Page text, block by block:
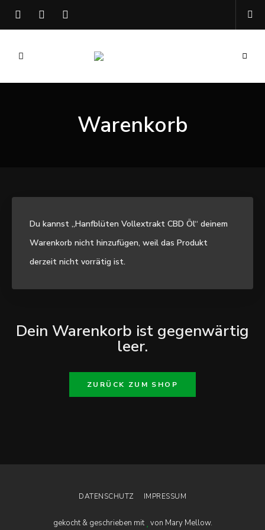
Mary
mit
Warenkorb
Du kannst „Hanfblüten Vollextrakt CBD Öl“ deinem
Warenkorb nicht hinzufügen, weil das Produkt
derzeit nicht vorrätig ist.
Dein Warenkorb ist gegenwärtig
leer.
ZURÜCK ZUM SHOP
DATENSCHUTZ IMPRESSUM
gekocht & geschrieben mit von Mary Mellow.